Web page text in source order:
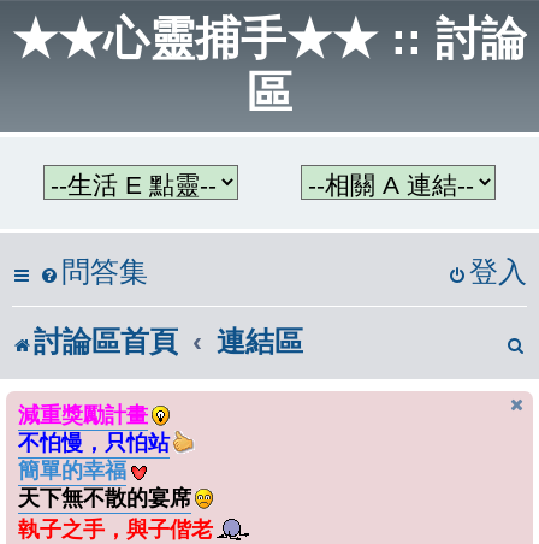
★★心靈捕手★★ :: 討論
區
問答集 登入
討論區首頁 連結區
減重獎勵計畫
不怕慢，只怕站
簡單的幸福
天下無不散的宴席
執子之手，與子偕老